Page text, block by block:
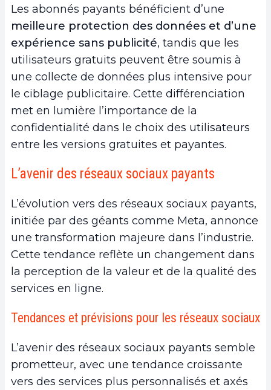
Les abonnés payants bénéficient d’une
meilleure protection des données et d’une
expérience sans publicité, tandis que les
utilisateurs gratuits peuvent être soumis à
une collecte de données plus intensive pour
le ciblage publicitaire. Cette différenciation
met en lumière l’importance de la
confidentialité dans le choix des utilisateurs
entre les versions gratuites et payantes.
L’avenir des réseaux sociaux payants
L’évolution vers des réseaux sociaux payants,
initiée par des géants comme Meta, annonce
une transformation majeure dans l’industrie.
Cette tendance reflète un changement dans
la perception de la valeur et de la qualité des
services en ligne.
Tendances et prévisions pour les réseaux sociaux
L’avenir des réseaux sociaux payants semble
prometteur, avec une tendance croissante
vers des services plus personnalisés et axés